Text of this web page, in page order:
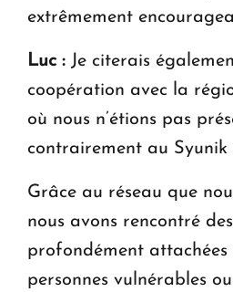
extrêmement
Luc : Je citerais
coopération avec la
où nous n’étions pas
contrairement au Syunik
Grâce au réseau que
nous avons rencontré
profondément attachées
personnes vulnérables